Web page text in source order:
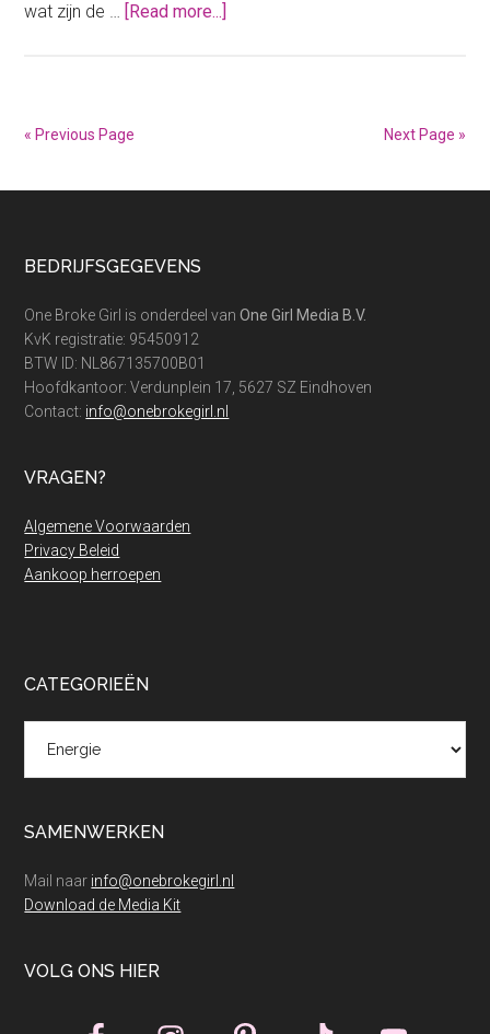
wat zijn de …
[Read more...]
« Previous Page Next Page »
Footer
BEDRIJFSGEGEVENS
One Broke Girl is onderdeel vanOne Girl Media B.V.
KvK registratie: 95450912
BTW ID: NL867135700B01
Hoofdkantoor: Verdunplein 17, 5627 SZ Eindhoven
Contact: info@onebrokegirl.nl
VRAGEN?
Algemene Voorwaarden
Privacy Beleid
Aankoop herroepen
CATEGORIEËN
SAMENWERKEN
Mail naar info@onebrokegirl.nl
Download de Media Kit
VOLG ONS HIER